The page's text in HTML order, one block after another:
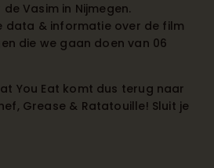
Vasim in Nijmegen.
data & informatie over de film
die we gaan doen van 06
You Eat komt dus terug naar
Grease & Ratatouille! Sluit je